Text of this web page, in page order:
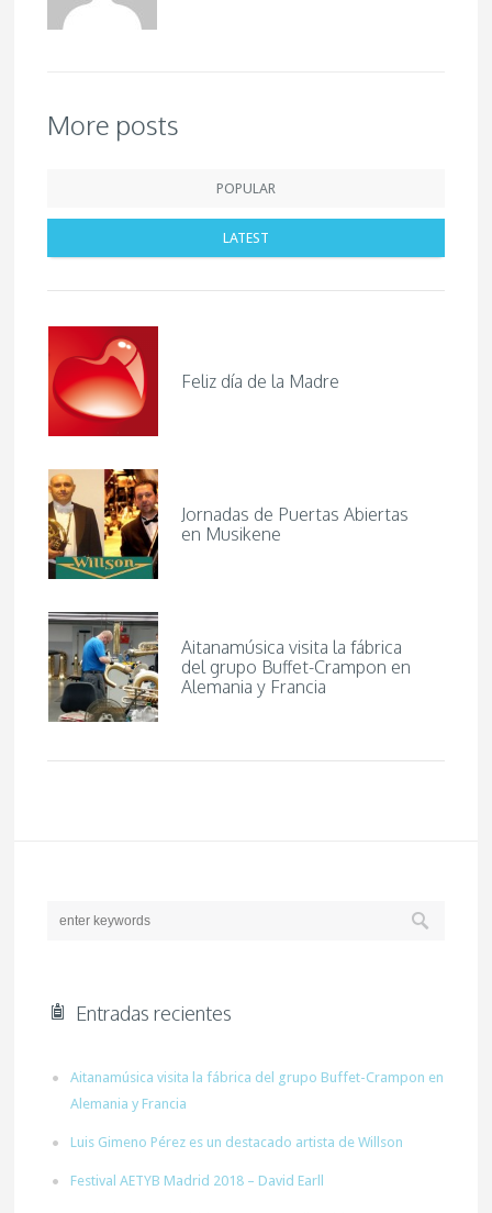
More posts
POPULAR
LATEST
Feliz día de la Madre
Jornadas de Puertas Abiertas
en Musikene
Aitanamúsica visita la fábrica
del grupo Buffet-Crampon en
Alemania y Francia
Entradas recientes
Aitanamúsica visita la fábrica del grupo Buffet-Crampon en
Alemania y Francia
Luis Gimeno Pérez es un destacado artista de Willson
Festival AETYB Madrid 2018 – David Earll